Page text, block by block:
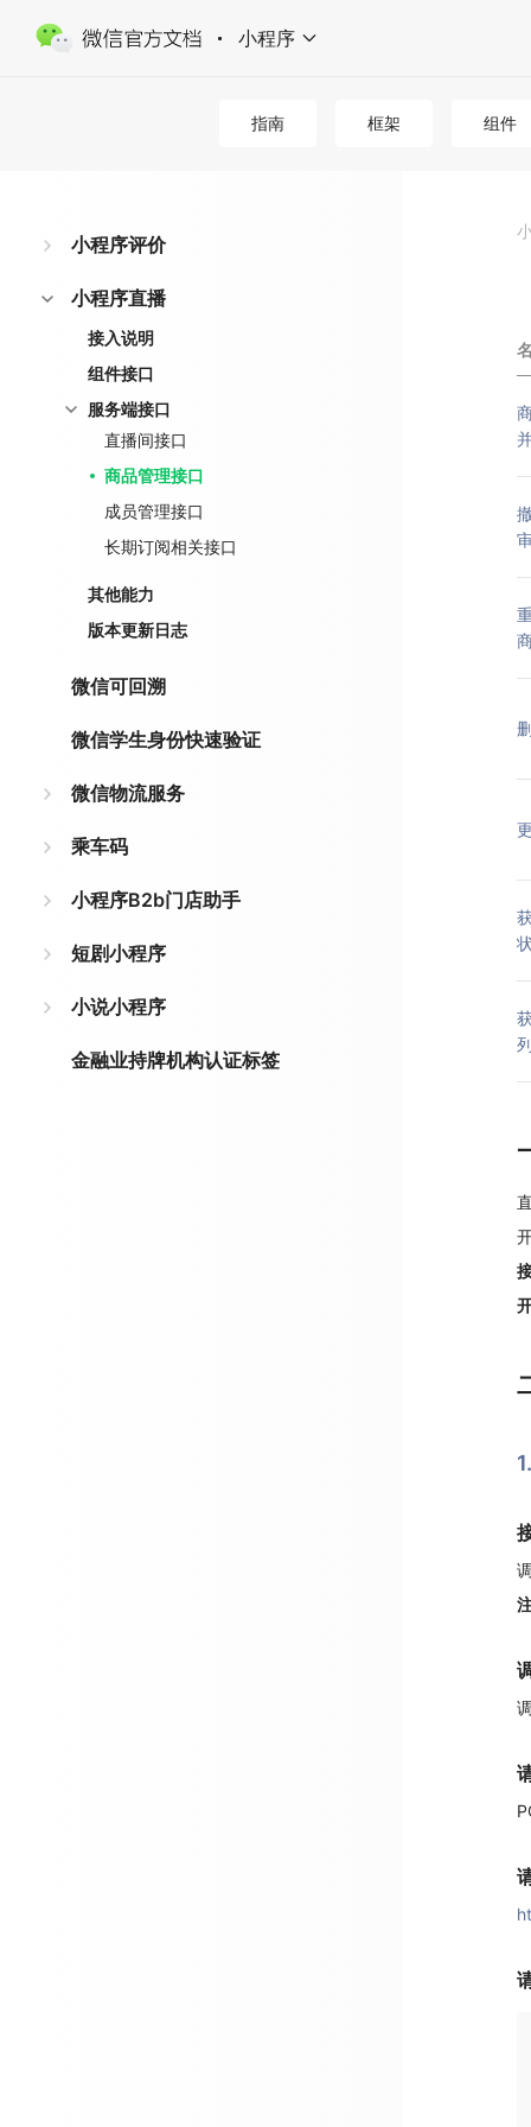
小程序
指南 框架 组件
小程序评价
小程序直播
接入说明
组件接口
服务端接口
直播间接口
商品管理接口
成员管理接口
长期订阅相关接口
其他能力
版本更新日志
微信可回溯
微信学生身份快速验证
微信物流服务
乘车码
小程序B2b门店助手
短剧小程序
小说小程序
金融业持牌机构认证标签